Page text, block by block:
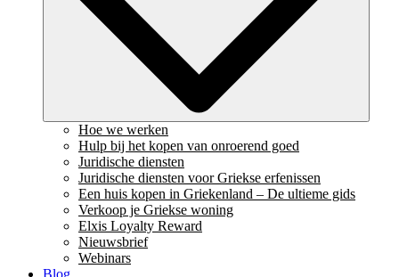
Hoe we werken
Hulp bij het kopen van onroerend goed
Juridische diensten
Juridische diensten voor Griekse erfenissen
Een huis kopen in Griekenland – De ultieme gids
Verkoop je Griekse woning
Elxis Loyalty Reward
Nieuwsbrief
Webinars
Blog